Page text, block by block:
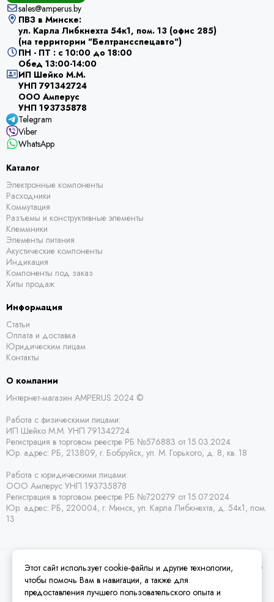
sales@amperus.by
ПВЗ в Минске:
ул. Карла Либкнехта 54к1, пом. 13 (офис 285)
(на территории "Белтрансспецавто")
ПН - ПТ : с 10:00 до 18:00
Обед 13:00-14:00
ИП Шейко М.М.
УНП 791342724
ООО Амперус
УНП 193735878
Telegram
Viber
WhatsApp
Каталог
Электронные компоненты
Расходники
Коммутация
Разъемы и конструктивные элементы
Клеммники
Элементы питания
Акустические компоненты
Индикация
Компоненты под заказ
Хиты продаж
Информация
Статьи
Оплата и доставка
Юридическим лицам
Контакты
О компании
Интернет-магазин AMPERUS 2024 ©
Работа с физическими лицами:
ИП Шейко М.М. УНП 791342724
Регистрация в торговом реестре РБ №576883 от 15.03.2024
Юр. адрес: РБ, 213809, г. Бобруйск, ул. М. Горького, д. 8, кв. 18
Работа с юридическими лицами:
ООО Амперус УНП 193735878
Регистрация в торговом реестре РБ №720279 от 15.07.2024
Юр. адрес: РБ, 220004, г. Минск, ул. Карла Либкнехта, д. 54к1, пом.
13
2026 © Amperus Радиодетали Минск | купить в розницу, оптом и почтой по
Беларуси.Карта сайта
Этот сайт использует cookie-файлы и другие технологии,
чтобы помочь Вам в навигации, а также для
предоставления лучшего пользовательского опыта и